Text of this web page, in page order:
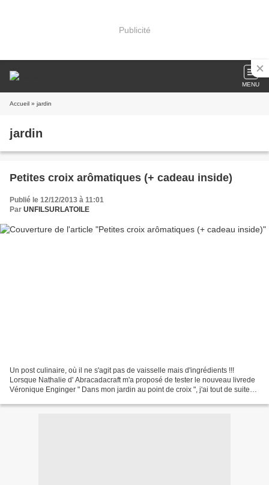
Publicité
MENU
Accueil » jardin
jardin
Petites croix arômatiques (+ cadeau inside)
Publié le 12/12/2013 à 11:01
Par UNFILSURLATOILE
Un post culinaire, où il ne s'agit pas de vaisselle mais d'ingrédients !!!
Lorsque Nathalie d' Abracadacraft m'a proposé de tester le nouveau livrede
Véronique Enginger " Dans mon jardin au point de croix ", j'ai tout de suite